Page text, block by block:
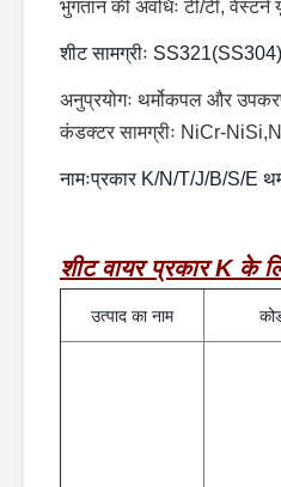
भुगतान की अवधिः टी/टी,
शीट सामग्रीः
अनुप्रयोगः थर्मोकपल और
कंडक्टर सामग्रीः NiCr-
नामःप्रकार K/N/T/J/B/S/E
शीट वायर प्रकार K के
उत्पाद का नाम